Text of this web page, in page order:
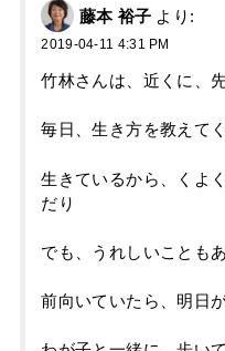
藤本 裕子 より:
2019-04-11 4:31 PM
竹林さんは、近くに、
毎日、生き方を教えて
生きているから、くよ
だり
でも、うれしいことも
前向いていたら、明日が